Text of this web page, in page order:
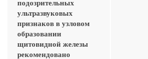
подозрительных
ультразвуковых
признаков в узловом
образовании
щитовидной железы
рекомендовано